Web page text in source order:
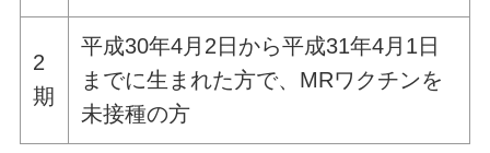
2
期
平成30年4月2日から平成31年4月1日
までに生まれた方で、MRワクチンを
未接種の方